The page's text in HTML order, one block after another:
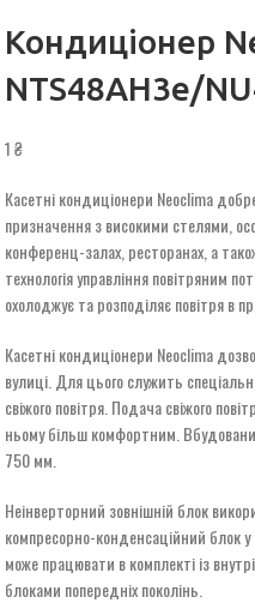
Кондиціонер
NTS48AH3e/
1₴
Касетні кондиціонери Neoclima
призначення з високими стелями,
конференц-залах, ресторанах, а
технологія управління повітряним
охолоджує та розподіляє повітря в
Касетні кондиціонери Neoclima
вулиці. Для цього служить
свіжого повітря. Подача свіжого
ньому більш комфортним.
750 мм.
Неінверторний зовнішній блок
компресорно-конденсаційний блок у
може працювати в комплекті із
блоками попередніх поколінь.